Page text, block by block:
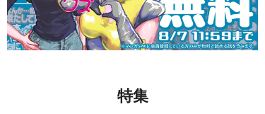
特集